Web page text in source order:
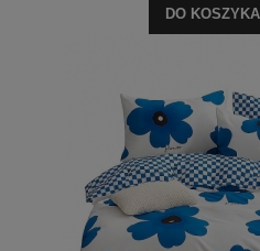
DO KOSZYKA